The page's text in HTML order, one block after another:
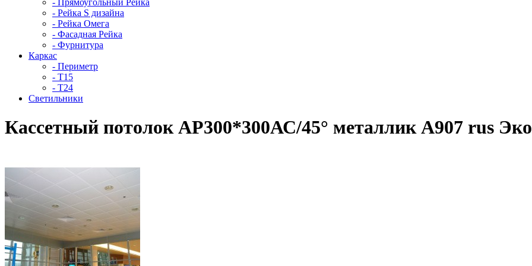
- Рейка S дизайна
- Рейка Омега
- Фасадная Рейка
- Фурнитура
Каркас
- Периметр
- Т15
- Т24
Светильники
Кассетный потолок AP300*300АС/45° металлик А907 rus